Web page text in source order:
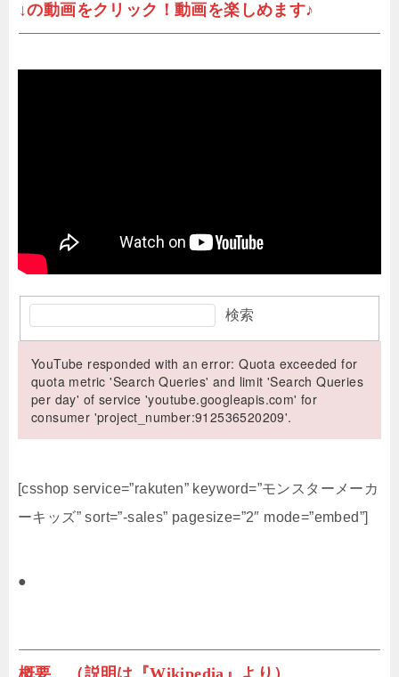
↓の動画をクリック！動画を楽しめます♪
検索
YouTube responded with an error: Quota exceeded for
quota metric 'Search Queries' and limit 'Search Queries
per day' of service 'youtube.googleapis.com' for
consumer 'project_number:912536520209'.
[csshop service=”rakuten” keyword=”モンスターメーカ
ーキッズ” sort=”-sales” pagesize=”2″ mode=”embed”]
●